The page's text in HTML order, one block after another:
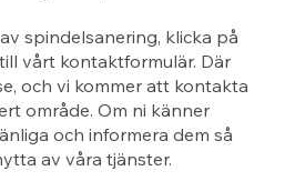
spindelsanering, klicka på
vårt kontaktformulär. Där
och vi kommer att kontakta
område. Om ni känner
och informera dem så
av våra tjänster.